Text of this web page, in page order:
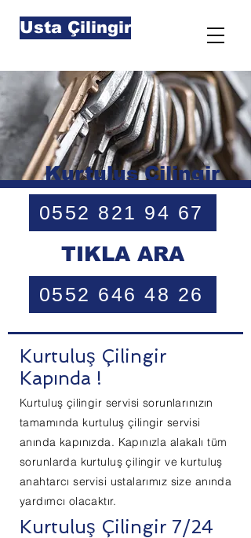
Usta Çilingir
Kurtuluş Çilingir
0552 821 94 67
0552 646 48 26
TIKLA ARA
Kurtuluş Çilingir
Kapında !
Kurtuluş çilingir servisi sorunlarınızın
tamamında kurtuluş çilingir servisi
anında kapınızda. Kapınızla alakalı tüm
sorunlarda kurtuluş çilingir ve kurtuluş
anahtarcı servisi ustalarımız size anında
yardımcı olacaktır.
Kurtuluş Çilingir 7/24